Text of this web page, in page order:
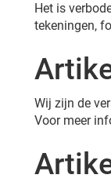
Het is
tekeningen,
Wij zijn de
Voor meer